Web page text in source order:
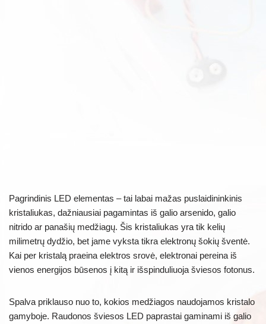
Pagrindinis LED elementas – tai labai mažas puslaidininkinis
kristaliukas, dažniausiai pagamintas iš galio arsenido, galio
nitrido ar panašių medžiagų. Šis kristaliukas yra tik kelių
milimetrų dydžio, bet jame vyksta tikra elektronų šokių šventė.
Kai per kristalą praeina elektros srovė, elektronai pereina iš
vienos energijos būsenos į kitą ir išspinduliuoja šviesos fotonus.
Spalva priklauso nuo to, kokios medžiagos naudojamos kristalo
gamyboje. Raudonos šviesos LED paprastai gaminami iš galio